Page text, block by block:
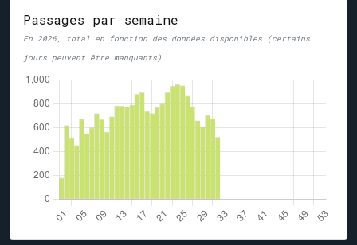
Passages par semaine
En 2026, total en fonction des données disponibles (certains
jours peuvent être manquants)